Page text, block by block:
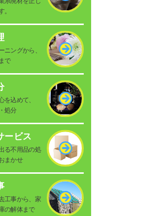
。
ニングから、
で
を込めて、
処分
ービス
る不用品の処
まかせ
工事から、家
の解体まで